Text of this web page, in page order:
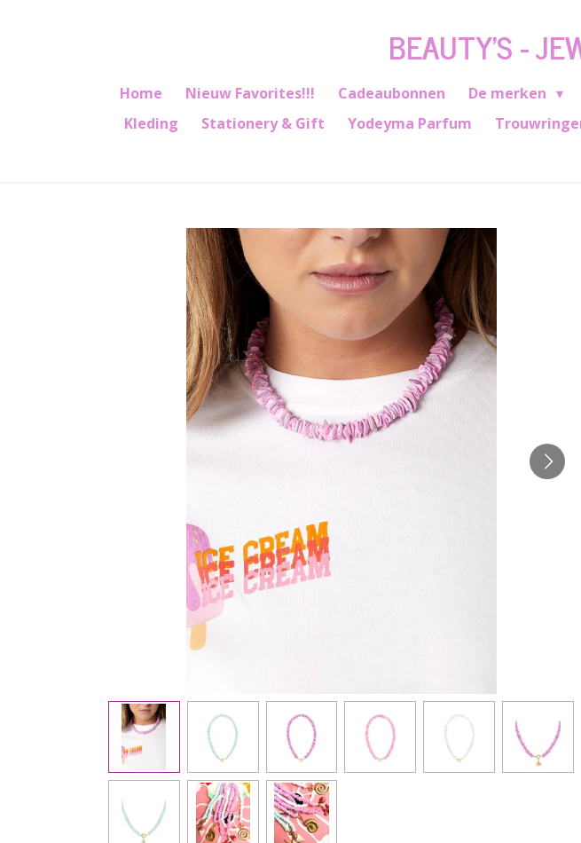
BEAUTY'S -
Home Nieuw Favorites!!! Cadeaubonnen De merken
Kleding
Stationery & Gift Yodeyma Parfum